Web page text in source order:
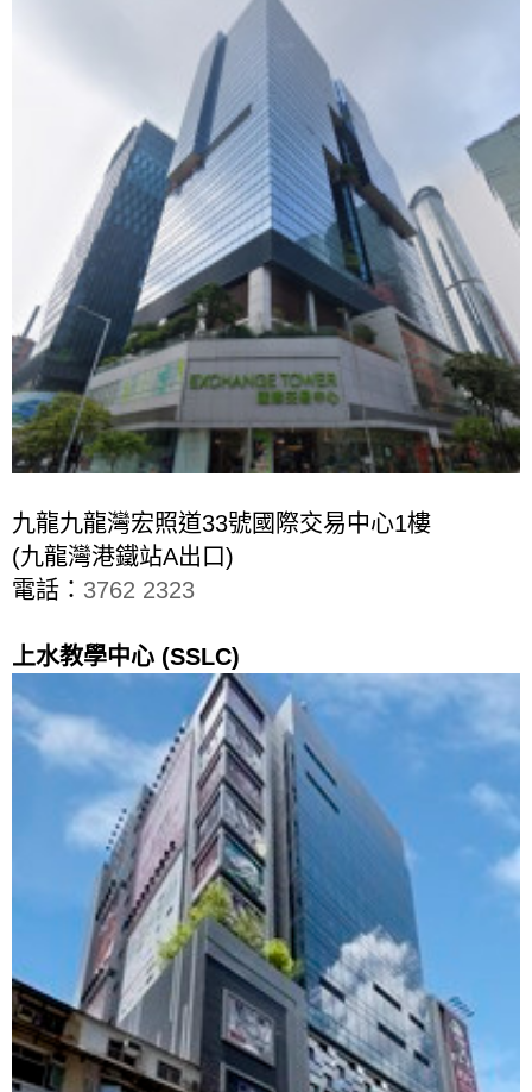
九龍九龍灣宏照道33號國際交易中心1樓
(九龍灣港鐵站A出口)
電話： 3762 2323
上水教學中心 (SSLC)